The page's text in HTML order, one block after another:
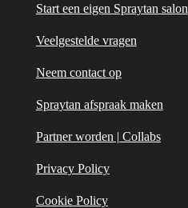
Start een eigen Spraytan salon
Veelgestelde vragen
Neem contact op
Spraytan afspraak maken
Partner worden | Collabs
Privacy Policy
Cookie Policy